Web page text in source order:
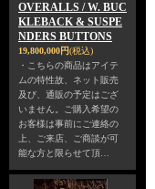
OVERALLS / W. BUC
KLEBACK & SUSPE
NDERS BUTTONS
19,800,000円(税込)
・こちらの商品はアイテ
ムの特性故、ネット販売
及び、通販の予定はござ
いません。ご購入希望の
お客様は事前にご連絡の
上、ご来店、ご商談が可
能な方と限らせて頂…